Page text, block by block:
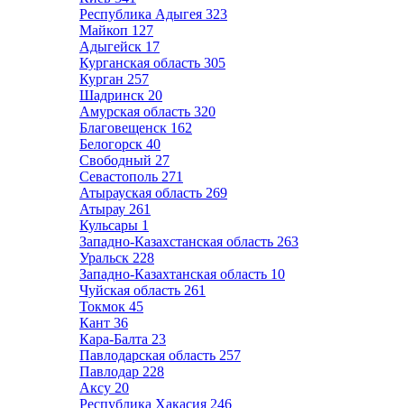
Республика Адыгея 323
Майкоп 127
Адыгейск 17
Курганская область 305
Курган 257
Шадринск 20
Амурская область 320
Благовещенск 162
Белогорск 40
Свободный 27
Севастополь 271
Атырауская область 269
Атырау 261
Кульсары 1
Западно-Казахстанская область 263
Уральск 228
Западно-Казахтанская область 10
Чуйская область 261
Токмок 45
Кант 36
Кара-Балта 23
Павлодарская область 257
Павлодар 228
Аксу 20
Республика Хакасия 246